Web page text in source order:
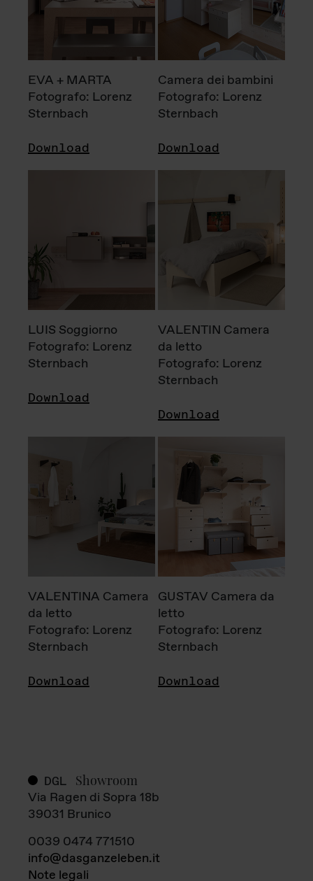
EVA + MARTA
Fotografo: Lorenz
Sternbach
Download
Camera dei bambini
Fotografo: Lorenz
Sternbach
Download
LUIS Soggiorno
Fotografo: Lorenz
Sternbach
Download
VALENTIN Camera
da letto
Fotografo: Lorenz
Sternbach
Download
VALENTINA Camera
da letto
Fotografo: Lorenz
Sternbach
Download
GUSTAV Camera da
letto
Fotografo: Lorenz
Sternbach
Download
DGL Showroom
Via Ragen di Sopra 18b
39031 Brunico
0039 0474 771510
info@dasganzeleben.it
Note legali